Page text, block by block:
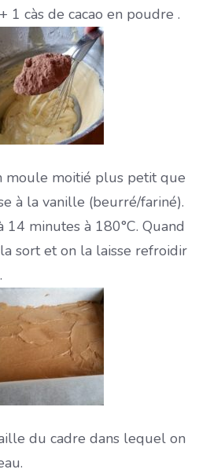
1 càs de cacao en poudre .
moule moitié plus petit que
à la vanille (beurré/fariné).
minutes à 180°C. Quand
sort et on la laisse refroidir
du cadre dans lequel on